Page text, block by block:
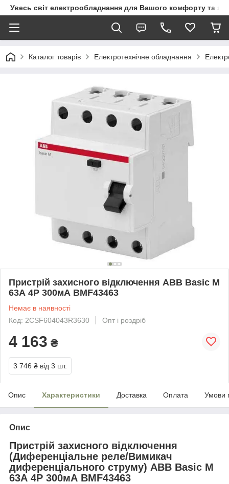
Увесь світ електрообладнання для Вашого комфорту та
Каталог товарів Електротехнічне обладнання
Пристрій захисного відключення ABB Basic M
63А 4P 300мА BMF43463
Немає в наявності
Код: 2CSF604043R3630
Опт і роздріб
4 163 ₴
3 746 ₴ від 3 шт.
Опис Характеристики Доставка Оплата Умови
Опис
Пристрій захисного відключення
(Диференціальне реле/Вимикач
диференціального струму) ABB Basic M
63А 4P 300мА BMF43463